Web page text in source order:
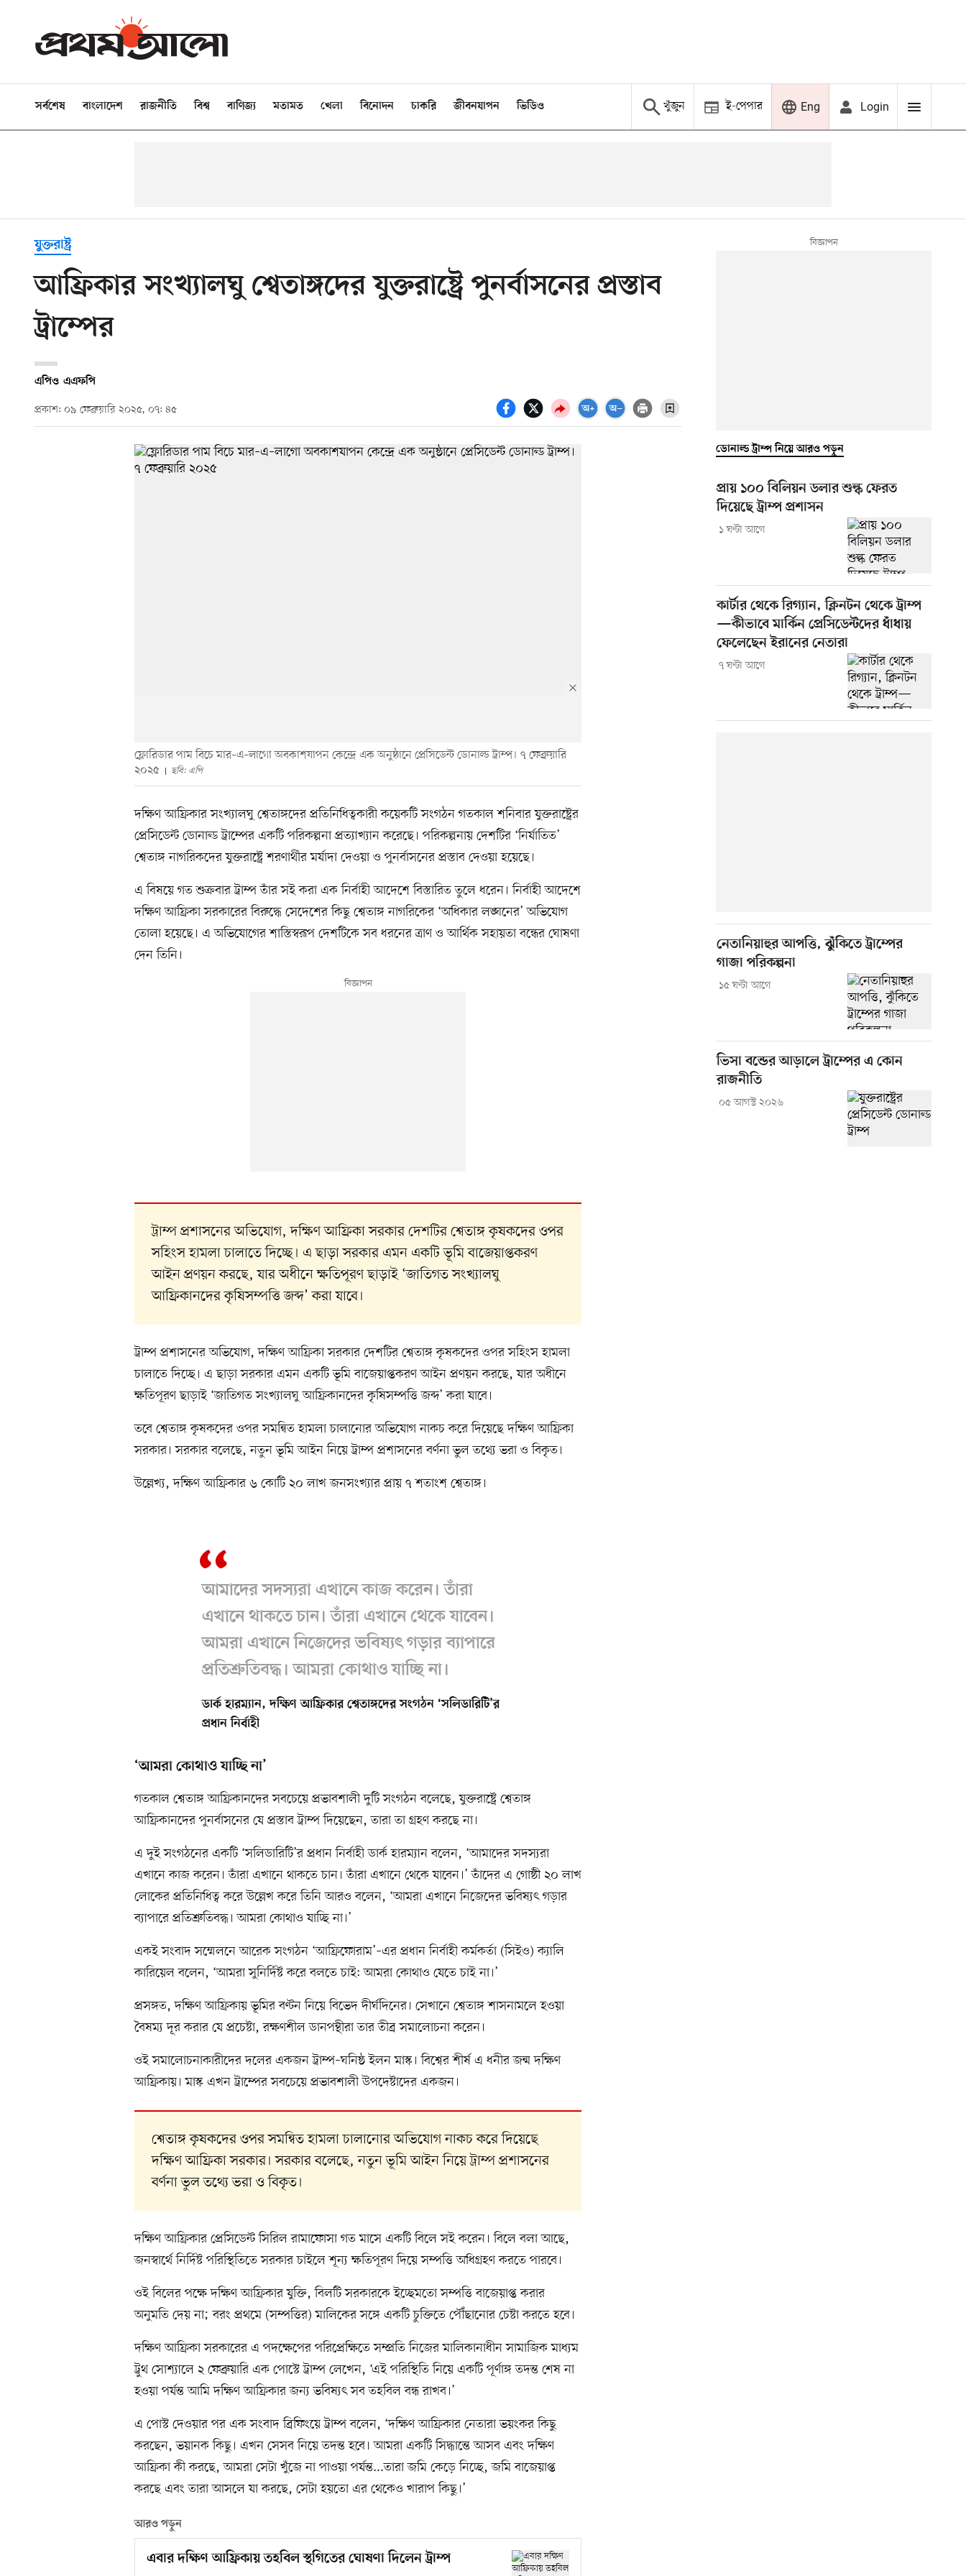
সর্বশেষ বাংলাদেশ রাজনীতি বিশ্ব বাণিজ্য মতামত খেলা বিনোদন চাকরি জীবনযাপন ভিডিও খুঁজুন ই-পেপার Eng Login
যুক্তরাষ্ট্র
আফ্রিকার সংখ্যালঘু শ্বেতাঙ্গদের যুক্তরাষ্ট্রে পুনর্বাসনের প্রস্তাব
ট্রাম্পের
এপিও এএফপি
প্রকাশ: ০৯ ফেব্রুয়ারি ২০২৫, ০৭: ৪৫
ফ্লোরিডার পাম বিচে মার–এ–লাগো অবকাশযাপন কেন্দ্রে এক অনুষ্ঠানে প্রেসিডেন্ট ডোনাল্ড ট্রাম্প। ৭ ফেব্রুয়ারি
২০২৫
ছবি: এপি
দক্ষিণ আফ্রিকার সংখ্যালঘু শ্বেতাঙ্গদের প্রতিনিধিত্বকারী কয়েকটি সংগঠন গতকাল শনিবার যুক্তরাষ্ট্রের
প্রেসিডেন্ট ডোনাল্ড ট্রাম্পের একটি পরিকল্পনা প্রত্যাখ্যান করেছে। পরিকল্পনায় দেশটির ‘নির্যাতিত’
শ্বেতাঙ্গ নাগরিকদের যুক্তরাষ্ট্রে শরণার্থীর মর্যাদা দেওয়া ও পুনর্বাসনের প্রস্তাব দেওয়া হয়েছে।
এ বিষয়ে গত শুক্রবার ট্রাম্প তাঁর সই করা এক নির্বাহী আদেশে বিস্তারিত তুলে ধরেন। নির্বাহী আদেশে
দক্ষিণ আফ্রিকা সরকারের বিরুদ্ধে সেদেশের কিছু শ্বেতাঙ্গ নাগরিকের ‘অধিকার লঙ্ঘনের’ অভিযোগ
তোলা হয়েছে। এ অভিযোগের শাস্তিস্বরূপ দেশটিকে সব ধরনের ত্রাণ ও আর্থিক সহায়তা বন্ধের ঘোষণা
দেন তিনি।
ট্রাম্প প্রশাসনের অভিযোগ, দক্ষিণ আফ্রিকা সরকার দেশটির শ্বেতাঙ্গ কৃষকদের ওপর
সহিংস হামলা চালাতে দিচ্ছে। এ ছাড়া সরকার এমন একটি ভূমি বাজেয়াপ্তকরণ
আইন প্রণয়ন করছে, যার অধীনে ক্ষতিপূরণ ছাড়াই ‘জাতিগত সংখ্যালঘু
আফ্রিকানদের কৃষিসম্পত্তি জব্দ’ করা যাবে।
ট্রাম্প প্রশাসনের অভিযোগ, দক্ষিণ আফ্রিকা সরকার দেশটির শ্বেতাঙ্গ কৃষকদের ওপর সহিংস হামলা
চালাতে দিচ্ছে। এ ছাড়া সরকার এমন একটি ভূমি বাজেয়াপ্তকরণ আইন প্রণয়ন করছে, যার অধীনে
ক্ষতিপূরণ ছাড়াই ‘জাতিগত সংখ্যালঘু আফ্রিকানদের কৃষিসম্পত্তি জব্দ’ করা যাবে।
তবে শ্বেতাঙ্গ কৃষকদের ওপর সমন্বিত হামলা চালানোর অভিযোগ নাকচ করে দিয়েছে দক্ষিণ আফ্রিকা
সরকার। সরকার বলেছে, নতুন ভূমি আইন নিয়ে ট্রাম্প প্রশাসনের বর্ণনা ভুল তথ্যে ভরা ও বিকৃত।
উল্লেখ্য, দক্ষিণ আফ্রিকার ৬ কোটি ২০ লাখ জনসংখ্যার প্রায় ৭ শতাংশ শ্বেতাঙ্গ।
আমাদের সদস্যরা এখানে কাজ করেন। তাঁরা
এখানে থাকতে চান। তাঁরা এখানে থেকে যাবেন।
আমরা এখানে নিজেদের ভবিষ্যৎ গড়ার ব্যাপারে
প্রতিশ্রুতিবদ্ধ। আমরা কোথাও যাচ্ছি না।
ডার্ক হারম্যান, দক্ষিণ আফ্রিকার শ্বেতাঙ্গদের সংগঠন ‘সলিডারিটি’র
প্রধান নির্বাহী
‘আমরা কোথাও যাচ্ছি না’
গতকাল শ্বেতাঙ্গ আফ্রিকানদের সবচেয়ে প্রভাবশালী দুটি সংগঠন বলেছে, যুক্তরাষ্ট্রে শ্বেতাঙ্গ
আফ্রিকানদের পুনর্বাসনের যে প্রস্তাব ট্রাম্প দিয়েছেন, তারা তা গ্রহণ করছে না।
এ দুই সংগঠনের একটি ‘সলিডারিটি’র প্রধান নির্বাহী ডার্ক হারম্যান বলেন, ‘আমাদের সদস্যরা
এখানে কাজ করেন। তাঁরা এখানে থাকতে চান। তাঁরা এখানে থেকে যাবেন।’ তাঁদের এ গোষ্ঠী ২০ লাখ
লোকের প্রতিনিধিত্ব করে উল্লেখ করে তিনি আরও বলেন, ‘আমরা এখানে নিজেদের ভবিষ্যৎ গড়ার
ব্যাপারে প্রতিশ্রুতিবদ্ধ। আমরা কোথাও যাচ্ছি না।’
একই সংবাদ সম্মেলনে আরেক সংগঠন ‘আফ্রিফোরাম’–এর প্রধান নির্বাহী কর্মকর্তা (সিইও) ক্যালি
কারিয়েল বলেন, ‘আমরা সুনির্দিষ্ট করে বলতে চাই: আমরা কোথাও যেতে চাই না।’
প্রসঙ্গত, দক্ষিণ আফ্রিকায় ভূমির বণ্টন নিয়ে বিভেদ দীর্ঘদিনের। সেখানে শ্বেতাঙ্গ শাসনামলে হওয়া
বৈষম্য দূর করার যে প্রচেষ্টা, রক্ষণশীল ডানপন্থীরা তার তীব্র সমালোচনা করেন।
ওই সমালোচনাকারীদের দলের একজন ট্রাম্প–ঘনিষ্ঠ ইলন মাস্ক। বিশ্বের শীর্ষ এ ধনীর জন্ম দক্ষিণ
আফ্রিকায়। মাস্ক এখন ট্রাম্পের সবচেয়ে প্রভাবশালী উপদেষ্টাদের একজন।
শ্বেতাঙ্গ কৃষকদের ওপর সমন্বিত হামলা চালানোর অভিযোগ নাকচ করে দিয়েছে
দক্ষিণ আফ্রিকা সরকার। সরকার বলেছে, নতুন ভূমি আইন নিয়ে ট্রাম্প প্রশাসনের
বর্ণনা ভুল তথ্যে ভরা ও বিকৃত।
দক্ষিণ আফ্রিকার প্রেসিডেন্ট সিরিল রামাফোসা গত মাসে একটি বিলে সই করেন। বিলে বলা আছে,
জনস্বার্থে নির্দিষ্ট পরিস্থিতিতে সরকার চাইলে শূন্য ক্ষতিপূরণ দিয়ে সম্পত্তি অধিগ্রহণ করতে পারবে।
ওই বিলের পক্ষে দক্ষিণ আফ্রিকার যুক্তি, বিলটি সরকারকে ইচ্ছেমতো সম্পত্তি বাজেয়াপ্ত করার
অনুমতি দেয় না; বরং প্রথমে (সম্পত্তির) মালিকের সঙ্গে একটি চুক্তিতে পৌঁছানোর চেষ্টা করতে হবে।
দক্ষিণ আফ্রিকা সরকারের এ পদক্ষেপের পরিপ্রেক্ষিতে সম্প্রতি নিজের মালিকানাধীন সামাজিক মাধ্যম
ট্রুথ সোশ্যালে ২ ফেব্রুয়ারি এক পোস্টে ট্রাম্প লেখেন, ‘এই পরিস্থিতি নিয়ে একটি পূর্ণাঙ্গ তদন্ত শেষ না
হওয়া পর্যন্ত আমি দক্ষিণ আফ্রিকার জন্য ভবিষ্যৎ সব তহবিল বন্ধ রাখব।’
এ পোস্ট দেওয়ার পর এক সংবাদ ব্রিফিংয়ে ট্রাম্প বলেন, ‘দক্ষিণ আফ্রিকার নেতারা ভয়ংকর কিছু
করছেন, ভয়ানক কিছু। এখন সেসব নিয়ে তদন্ত হবে। আমরা একটি সিদ্ধান্তে আসব এবং দক্ষিণ
আফ্রিকা কী করছে, আমরা সেটা খুঁজে না পাওয়া পর্যন্ত...তারা জমি কেড়ে নিচ্ছে, জমি বাজেয়াপ্ত
করছে এবং তারা আসলে যা করছে, সেটা হয়তো এর থেকেও খারাপ কিছু।’
আরও পড়ুন
এবার দক্ষিণ আফ্রিকায় তহবিল স্থগিতের ঘোষণা দিলেন ট্রাম্প
ডোনাল্ড ট্রাম্প নিয়ে আরও পড়ুন
প্রায় ১০০ বিলিয়ন ডলার শুল্ক ফেরত
দিয়েছে ট্রাম্প প্রশাসন
১ ঘণ্টা আগে
কার্টার থেকে রিগ্যান, ক্লিনটন থেকে ট্রাম্প
—কীভাবে মার্কিন প্রেসিডেন্টদের ধাঁধায়
ফেলেছেন ইরানের নেতারা
৭ ঘণ্টা আগে
নেতানিয়াহুর আপত্তি, ঝুঁকিতে ট্রাম্পের
গাজা পরিকল্পনা
১৫ ঘণ্টা আগে
ভিসা বন্ডের আড়ালে ট্রাম্পের এ কোন
রাজনীতি
০৫ আগস্ট ২০২৬